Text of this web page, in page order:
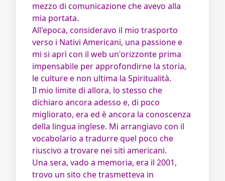
mezzo di comunicazione che avevo alla
mia portata.
All'epoca, consideravo il mio trasporto
verso i Nativi Americani, una passione e
mi si aprì con il web un'orizzonte prima
impensabile per approfondirne la storia,
le culture e non ultima la Spiritualità.
Il mio limite di allora, lo stesso che
dichiaro ancora adesso e, di poco
migliorato, era ed è ancora la conoscenza
della lingua inglese. Mi arrangiavo con il
vocabolario a tradurre quel poco che
riuscivo a trovare nei siti americani.
Una sera, vado a memoria, era il 2001,
trovo un sito che trasmetteva in